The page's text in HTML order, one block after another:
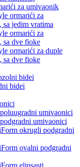
za umivaonik
ormarići za
sa jedim vratima
ormarići za
sa dve fioke
ormarići za duple
sa dve fioke
bidei
bidei
umivaonici
umivaonici
okrugli podgradni
ovalni podgradni